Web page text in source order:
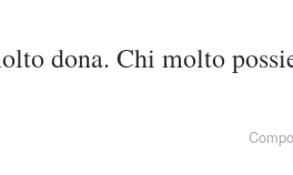
dona. Chi molto